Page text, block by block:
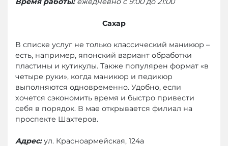
Сахар
В списке услуг не только классический маникюр –
есть, например, японский вариант обработки
пластины и кутикулы. Также популярен формат «в
четыре руки», когда маникюр и педикюр
выполняются одновременно. Удобно, если
хочется сэкономить время и быстро привести
себя в порядок. В мае открывается филиал на
проспекте Шахтеров.
Адрес:ул. Красноармейская, 124а